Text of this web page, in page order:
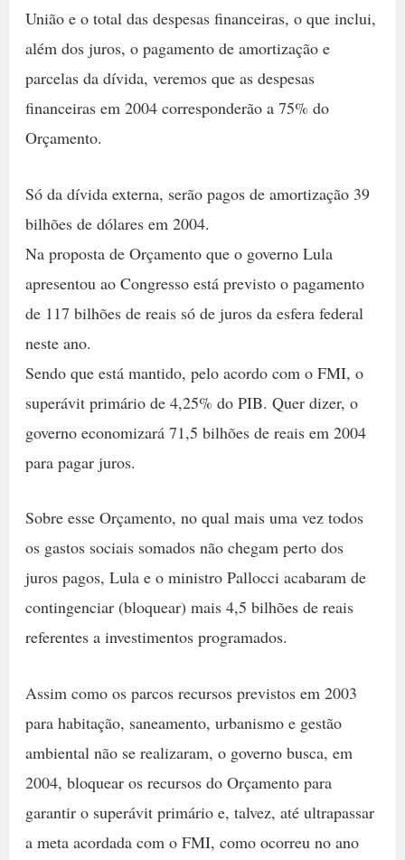
União e o total das despesas financeiras, o que inclui,
além dos juros, o pagamento de amortização e
parcelas da dívida, veremos que as despesas
financeiras em 2004 corresponderão a 75% do
Orçamento.
Só da dívida externa, serão pagos de amortização 39
bilhões de dólares em 2004.
Na proposta de Orçamento que o governo Lula
apresentou ao Congresso está previsto o pagamento
de 117 bilhões de reais só de juros da esfera federal
neste ano.
Sendo que está mantido, pelo acordo com o FMI, o
superávit primário de 4,25% do PIB. Quer dizer, o
governo economizará 71,5 bilhões de reais em 2004
para pagar juros.
Sobre esse Orçamento, no qual mais uma vez todos
os gastos sociais somados não chegam perto dos
juros pagos, Lula e o ministro Pallocci acabaram de
contingenciar (bloquear) mais 4,5 bilhões de reais
referentes a investimentos programados.
Assim como os parcos recursos previstos em 2003
para habitação, saneamento, urbanismo e gestão
ambiental não se realizaram, o governo busca, em
2004, bloquear os recursos do Orçamento para
garantir o superávit primário e, talvez, até ultrapassar
a meta acordada com o FMI, como ocorreu no ano